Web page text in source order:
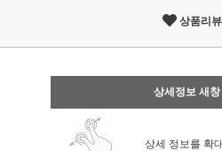
상품리
상세정보 새창
상세 정보를 확